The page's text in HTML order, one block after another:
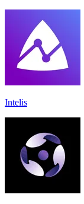
Intelis